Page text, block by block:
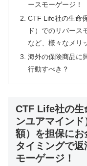
ースモーゲージ！
CTF Life社の生命
ド）でのリバース
など、様々なメリ
海外の保険商品に
行動すべき？
CTF Life社の
ンユアマイン
額）を担保に
タイミングで
モーゲージ！